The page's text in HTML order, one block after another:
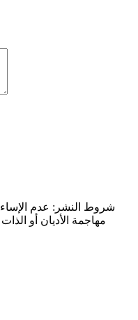
شروط النشر: عدم
مهاجمة الأديان أو